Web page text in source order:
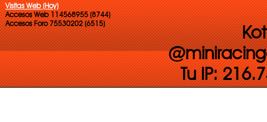
Visitas Web (Hoy)
Accesos Web 114568955 (8744)
Accesos Foro 75530202 (6515)
Tu IP: